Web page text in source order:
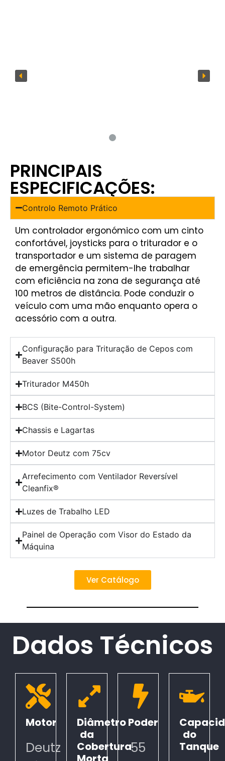
PRINCIPAIS
ESPECIFICAÇÕES:
Controlo Remoto Prático
Um controlador ergonómico com um cinto
confortável, joysticks para o triturador e o
transportador e um sistema de paragem
de emergência permitem-lhe trabalhar
com eficiência na zona de segurança até
100 metros de distância. Pode conduzir o
veículo com uma mão enquanto opera o
acessório com a outra.
Configuração para Trituração de Cepos com
Beaver S500h
Triturador M450h
BCS (Bite-Control-System)
Chassis e Lagartas
Motor Deutz com 75cv
Arrefecimento com Ventilador Reversível
Cleanfix®
Luzes de Trabalho LED
Painel de Operação com Visor do Estado da
Máquina
Ver Catálogo
Dados Técnicos
Motor
Deutz
Diâmetro
da
Cobertura
Poder
55
do
Tanque